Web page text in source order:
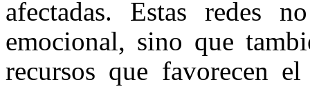
afectadas. Estas redes
emocional, sino que
recursos que favorecen